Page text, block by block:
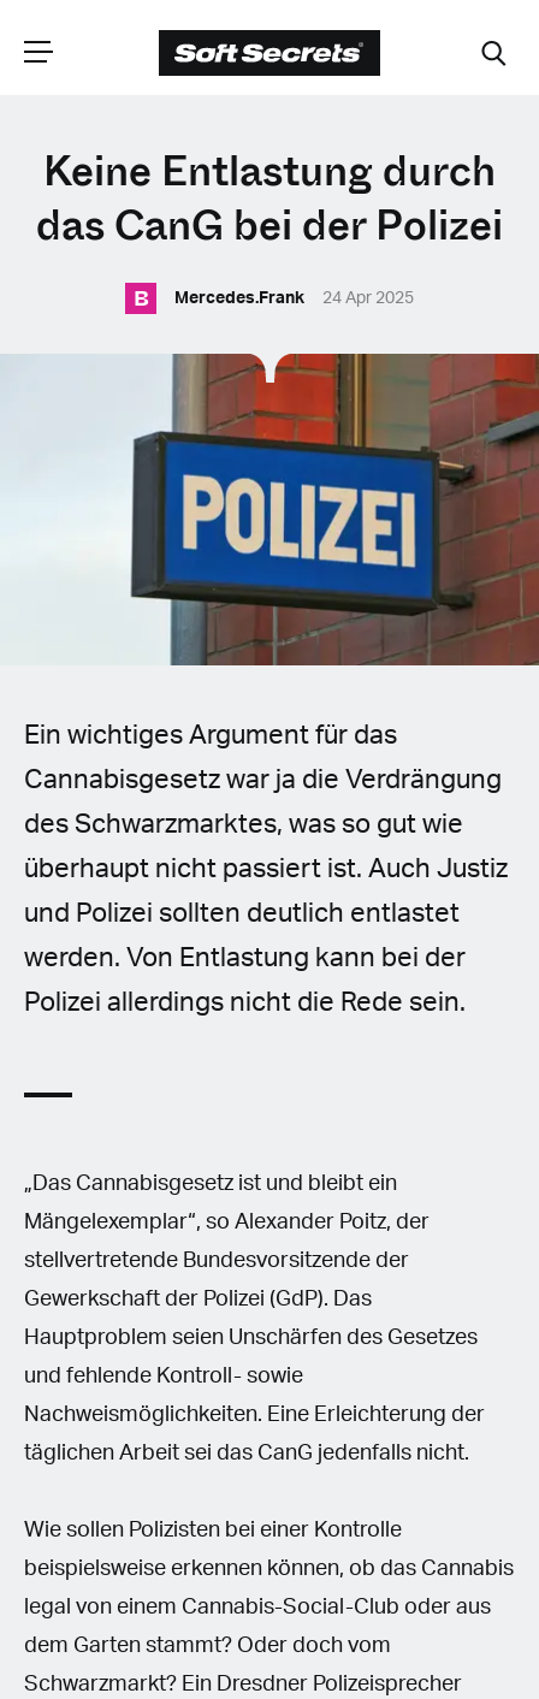
WÄHLEN SIE
IHRE POSITION
English (United Kingdom)
English (United States)
Spanish (Spain)
Spanish (Latin America)
Italian
Polish
Keine Entlastung durch
das CanG bei der Polizei
B Mercedes.Frank 24 Apr 2025
Ein wichtiges Argument für das
Cannabisgesetz war ja die Verdrängung
des Schwarzmarktes, was so gut wie
überhaupt nicht passiert ist. Auch Justiz
und Polizei sollten deutlich entlastet
werden. Von Entlastung kann bei der
Polizei allerdings nicht die Rede sein.
„Das Cannabisgesetz ist und bleibt ein
Mängelexemplar“, so Alexander Poitz, der
stellvertretende Bundesvorsitzende der
Gewerkschaft der Polizei (GdP). Das
Hauptproblem seien Unschärfen des Gesetzes
und fehlende Kontroll- sowie
Nachweismöglichkeiten. Eine Erleichterung der
täglichen Arbeit sei das CanG jedenfalls nicht.
Wie sollen Polizisten bei einer Kontrolle
beispielsweise erkennen können, ob das Cannabis
legal von einem Cannabis-Social-Club oder aus
dem Garten stammt? Oder doch vom
Schwarzmarkt? Ein Dresdner Polizeisprecher